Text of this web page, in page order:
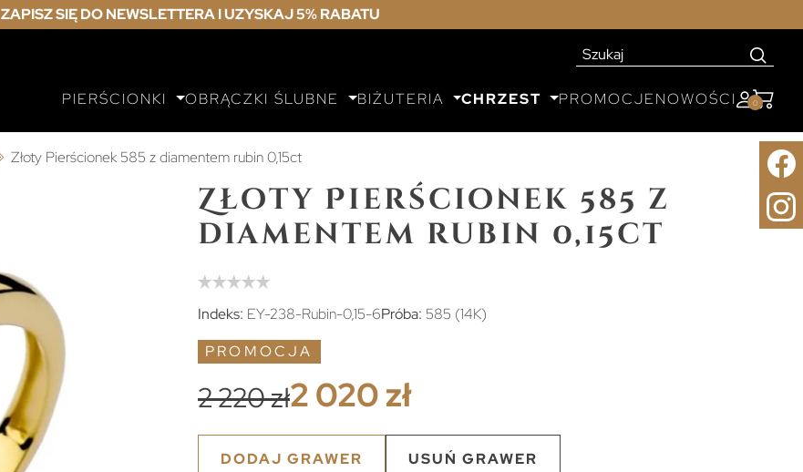
ZAPISZ SIĘ DO NEWSLETTERA I UZYSKAJ 5% RABATU
PIERŚCIONKI OBRĄCZKI ŚLUBNE BIŻUTERIA CHRZEST PROMOCJENOWOŚCI 0
Złoty Pierścionek 585 z diamentem rubin 0,15ct
Złoty Pierścionek 585 z
diamentem rubin 0,15ct
Indeks: EY-238-Rubin-0,15-6Próba: 585 (14K)
PROMOCJA
2 220 zł2 020 zł
DODAJ GRAWER USUŃ GRAWER